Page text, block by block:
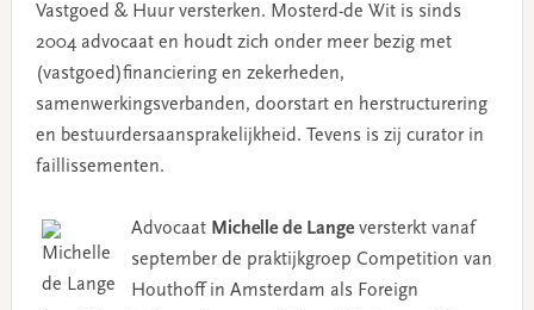
Vastgoed & Huur versterken. Mosterd-de Wit is sinds
2004 advocaat en houdt zich onder meer bezig met
(vastgoed)financiering en zekerheden,
samenwerkingsverbanden, doorstart en herstructurering
en bestuurdersaansprakelijkheid. Tevens is zij curator in
faillissementen.
Advocaat Michelle de Langeversterkt vanaf
september de praktijkgroep Competition van
Houthoff in Amsterdam als Foreign